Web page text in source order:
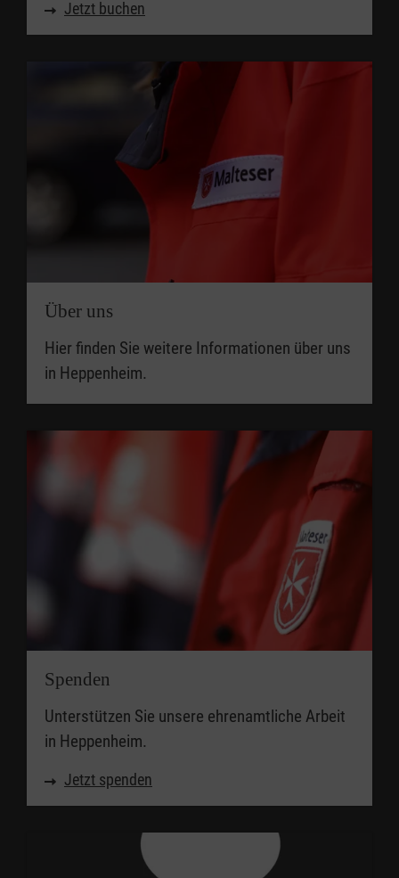
Jetzt buchen
Über uns
Hier finden Sie weitere Informationen über uns
in Heppenheim.
Spenden
Unterstützen Sie unsere ehrenamtliche Arbeit
in Heppenheim.
Jetzt spenden